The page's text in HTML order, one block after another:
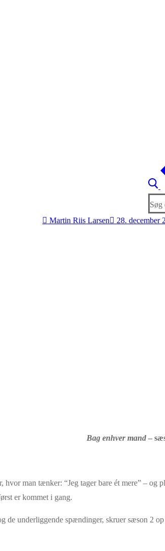
Søg
Martin Riis Larsen
28. december
Bag enhver mand –
hvor man tænker: “Jeg tager bare ét mere” – og
er kommet i gang.
de underliggende spændinger, skruer sæson 2